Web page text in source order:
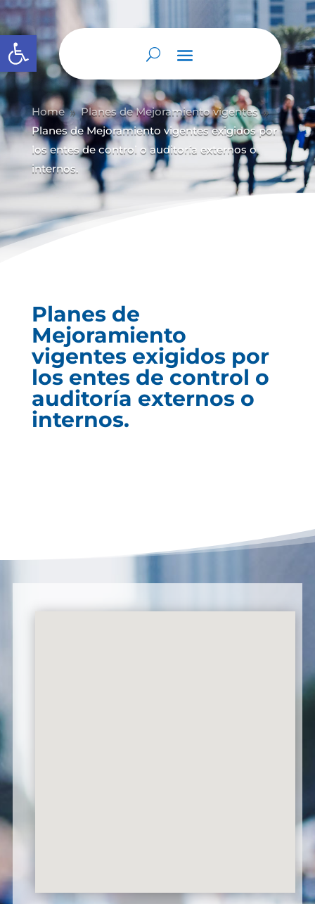
Abrir barra de herramientas
Home 9 Planes de Mejoramiento vigentes 9
Planes de Mejoramiento vigentes exigidos por
los entes de control o auditoría externos o
internos.
Planes de
Mejoramiento
vigentes exigidos por
los entes de control o
auditoría externos o
internos.